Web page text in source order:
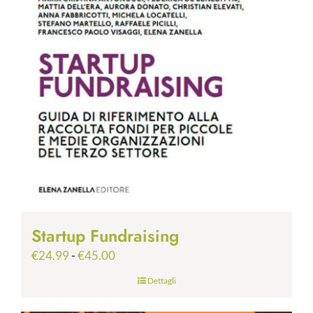
Startup Fundraising
€24.99-€45.00Fascia
Dettagli